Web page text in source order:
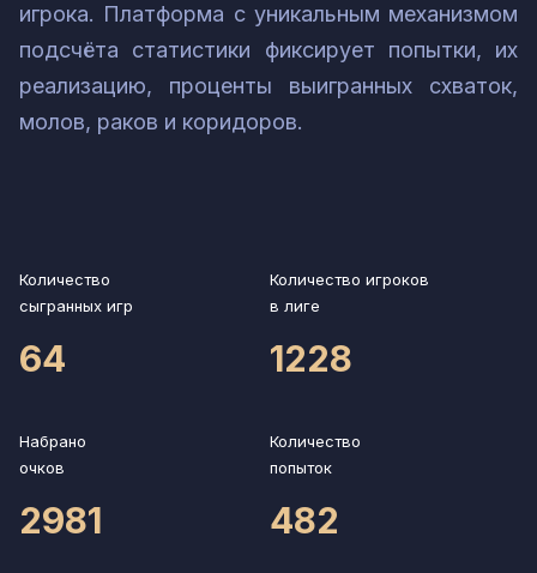
игрока. Платформа с уникальным механизмом
подсчёта статистики фиксирует попытки, их
реализацию, проценты выигранных схваток,
молов, раков и коридоров.
Количество
сыгранных игр
64
Количество игроков
в лиге
1228
Набрано
очков
2981
Количество
попыток
482